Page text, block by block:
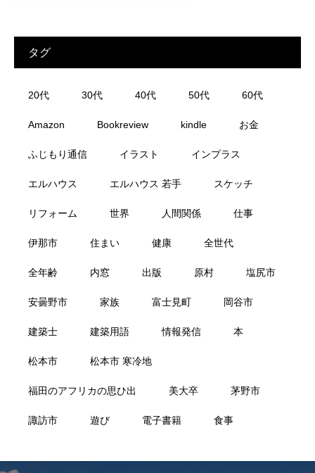
タグ
20代 30代 40代 50代 60代
Amazon Bookreview kindle お金
ふじもり通信 イラスト インプラス
エルハウス エルハウス 若手 スケッチ
リフォーム 世界 人間関係 仕事
伊那市 住まい 健康 全世代
全年齢 内窓 出版 原村 塩尻市
安曇野市 家族 富士見町 岡谷市
建築士 建築用語 情報発信 本
松本市 松本市 寒冷地
福田のアフリカの思ひ出 美大卒 茅野市
諏訪市 遊び 電子書籍 食事